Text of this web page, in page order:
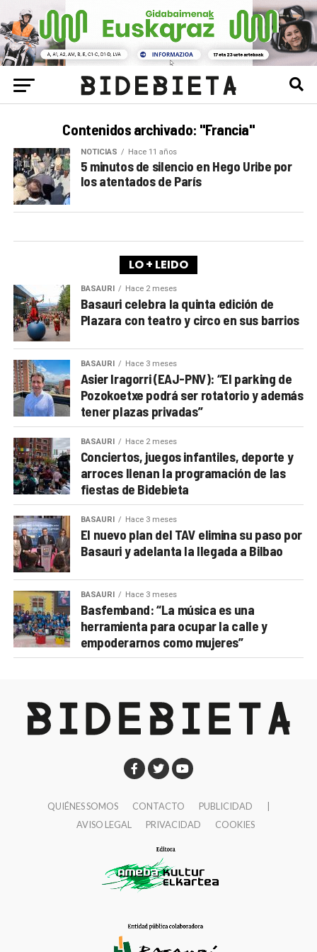
Contenidos archivado: "Francia"
NOTICIAS Hace 11 años
5 minutos de silencio en Hego Uribe por
los atentados de París
LO + LEIDO
BASAURI Hace 2 meses
Basauri celebra la quinta edición de
Plazara con teatro y circo en sus barrios
BASAURI Hace 3 meses
Asier Iragorri (EAJ-PNV): “El parking de
Pozokoetxe podrá ser rotatorio y además
tener plazas privadas”
BASAURI Hace 2 meses
Conciertos, juegos infantiles, deporte y
arroces llenan la programación de las
fiestas de Bidebieta
BASAURI Hace 3 meses
El nuevo plan del TAV elimina su paso por
Basauri y adelanta la llegada a Bilbao
BASAURI Hace 3 meses
Basfemband: “La música es una
herramienta para ocupar la calle y
empoderarnos como mujeres”
QUIÉNES SOMOS CONTACTO PUBLICIDAD
AVISO LEGAL
PRIVACIDAD COOKIES